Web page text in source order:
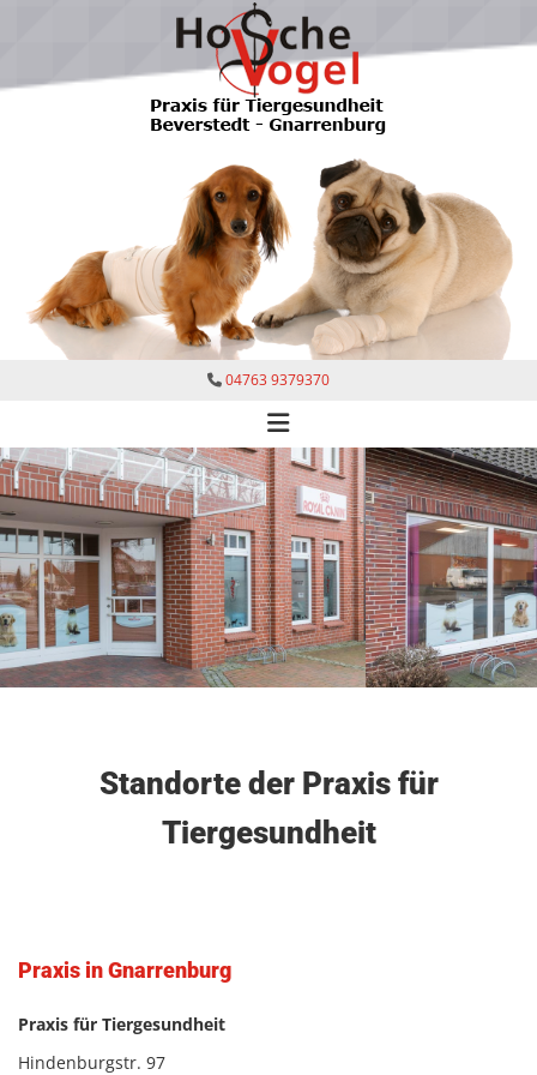
 04763 9379370
Standorte der Praxis für
Tiergesundheit
Praxis in Gnarrenburg
Praxis für Tiergesundheit
Hindenburgstr. 97